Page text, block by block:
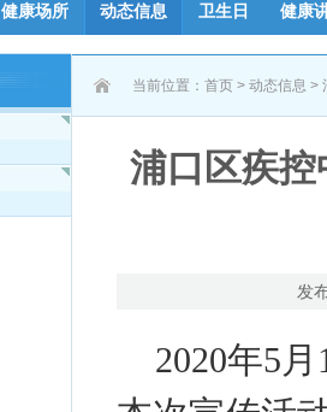
健康场所 动态信息 卫生日 健康
当前位置： 首页 > 动态信息 >
浦口区疾
发
2020年5